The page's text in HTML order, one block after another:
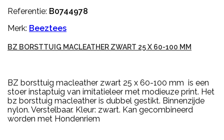
Referentie: B0744978
Merk: Beeztees
BZ BORSTTUIG MACLEATHER ZWART 25 X 60-100 MM
BZ borsttuig macleather zwart 25 x 60-100 mm is een
stoer instaptuig van imitatieleer met modieuze print. Het
bz borsttuig macleather is dubbel gestikt. Binnenzijde
nylon. Verstelbaar. Kleur: zwart. Kan gecombineerd
worden met Hondenriem